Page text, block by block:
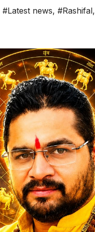
#Latest news, #Rashifal,